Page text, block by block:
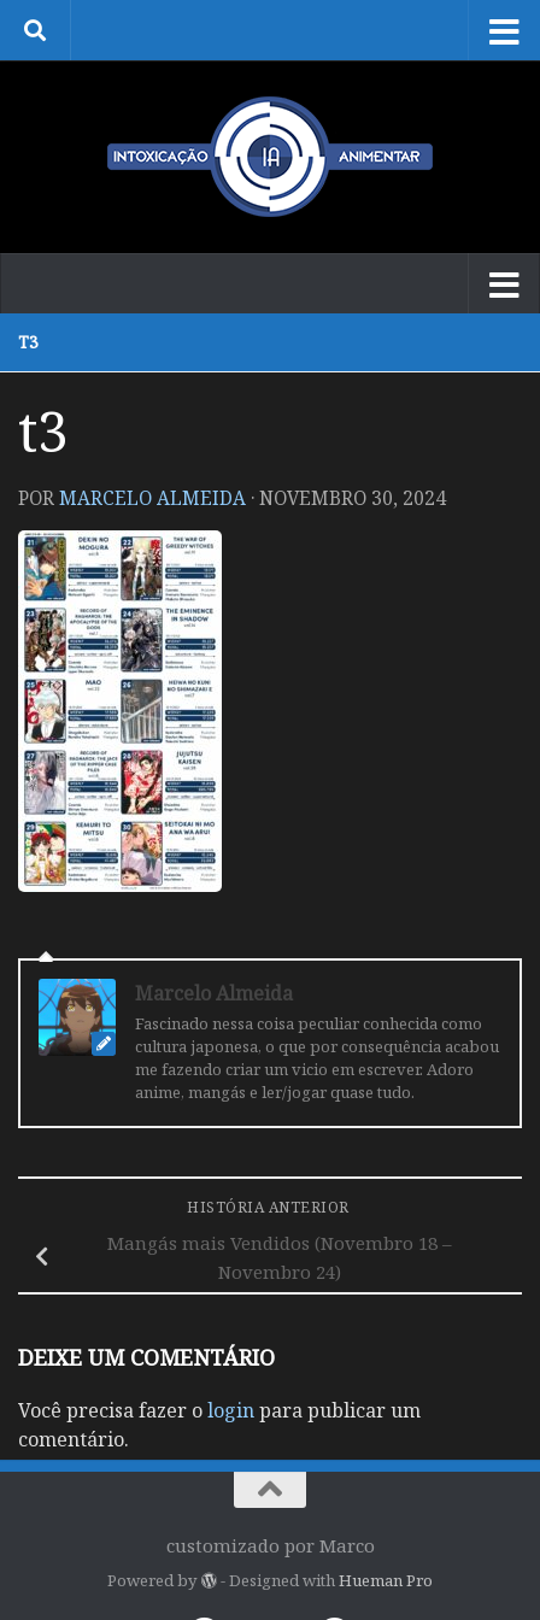
Skip to content
T3
t3
PORMARCELO ALMEIDA ·NOVEMBRO 30, 2024
Marcelo Almeida
Fascinado nessa coisa peculiar conhecida como
cultura japonesa, o que por consequência acabou
me fazendo criar um vicio em escrever. Adoro
anime, mangás e ler/jogar quase tudo.
HISTÓRIA ANTERIOR
Mangás mais Vendidos (Novembro 18 –
Novembro 24)
DEIXE UM COMENTÁRIO
Você precisa fazer ologinpara publicar um
comentário.
customizado por Marco
Powered by - Designed with Hueman Pro